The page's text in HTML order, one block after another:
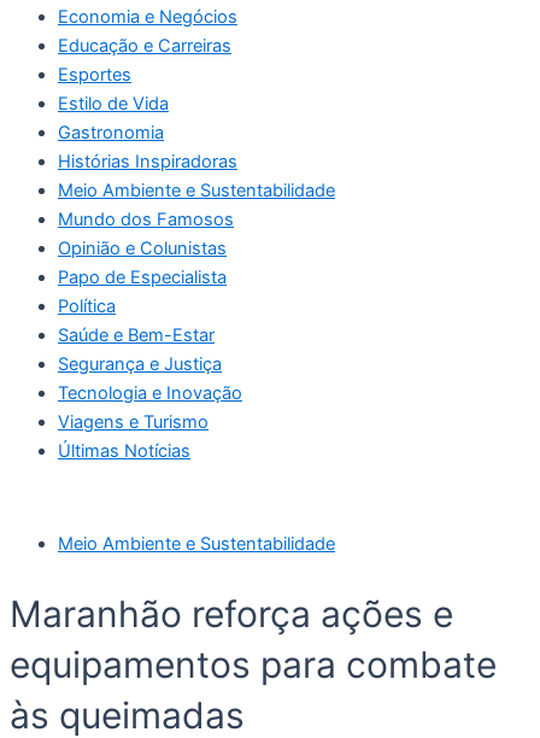
Economia e Negócios
Educação e Carreiras
Esportes
Estilo de Vida
Gastronomia
Histórias Inspiradoras
Meio Ambiente e Sustentabilidade
Mundo dos Famosos
Opinião e Colunistas
Papo de Especialista
Política
Saúde e Bem-Estar
Segurança e Justiça
Tecnologia e Inovação
Viagens e Turismo
Últimas Notícias
Meio Ambiente e Sustentabilidade
Maranhão reforça ações e
equipamentos para combate
às queimadas